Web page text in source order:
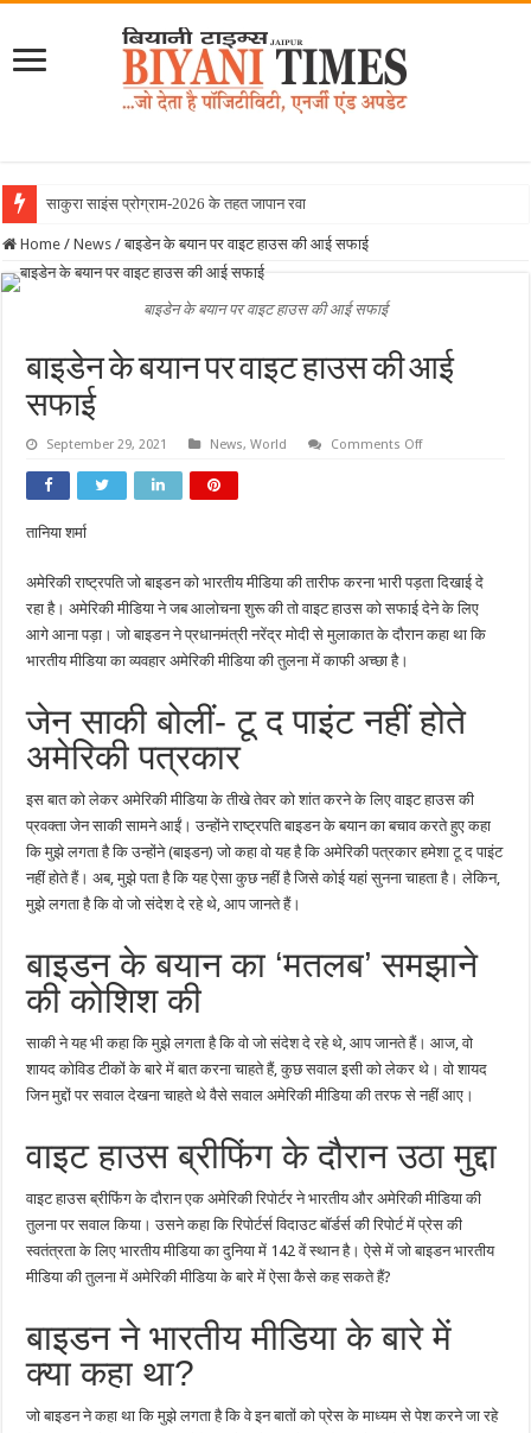
साकुरा साइंस प्रोग्राम-2026 के तहत जापान रवाना हुई बियानी
Home / News / बाइडेन के बयान पर वाइट हाउस की आई सफाई
बाइडेन के बयान पर वाइट हाउस की आई सफाई
बाइडेन के बयान पर वाइट हाउस की आई
सफाई
September 29, 2021 News,World Comments Offon
सफाई
तानिया शर्मा
अमेरिकी राष्ट्रपति जो बाइडन को भारतीय मीडिया की तारीफ करना भारी पड़ता दिखाई दे
रहा है। अमेरिकी मीडिया ने जब आलोचना शुरू की तो वाइट हाउस को सफाई देने के लिए
आगे आना पड़ा। जो बाइडन ने प्रधानमंत्री नरेंद्र मोदी से मुलाकात के दौरान कहा था कि
भारतीय मीडिया का व्यवहार अमेरिकी मीडिया की तुलना में काफी अच्छा है।
जेन साकी बोलीं- टू द पाइंट नहीं होते
अमेरिकी पत्रकार
इस बात को लेकर अमेरिकी मीडिया के तीखे तेवर को शांत करने के लिए वाइट हाउस की
प्रवक्ता जेन साकी सामने आईं। उन्होंने राष्ट्रपति बाइडन के बयान का बचाव करते हुए कहा
कि मुझे लगता है कि उन्होंने (बाइडन) जो कहा वो यह है कि अमेरिकी पत्रकार हमेशा टू द पाइंट
नहीं होते हैं। अब, मुझे पता है कि यह ऐसा कुछ नहीं है जिसे कोई यहां सुनना चाहता है। लेकिन,
मुझे लगता है कि वो जो संदेश दे रहे थे, आप जानते हैं।
बाइडन के बयान का ‘मतलब’ समझाने
की कोशिश की
साकी ने यह भी कहा कि मुझे लगता है कि वो जो संदेश दे रहे थे, आप जानते हैं। आज, वो
शायद कोविड टीकों के बारे में बात करना चाहते हैं, कुछ सवाल इसी को लेकर थे। वो शायद
जिन मुद्दों पर सवाल देखना चाहते थे वैसे सवाल अमेरिकी मीडिया की तरफ से नहीं आए।
वाइट हाउस ब्रीफिंग के दौरान उठा मुद्दा
वाइट हाउस ब्रीफिंग के दौरान एक अमेरिकी रिपोर्टर ने भारतीय और अमेरिकी मीडिया की
तुलना पर सवाल किया। उसने कहा कि रिपोर्टर्स विदाउट बॉर्डर्स की रिपोर्ट में प्रेस की
स्वतंत्रता के लिए भारतीय मीडिया का दुनिया में 142 वें स्थान है। ऐसे में जो बाइडन भारतीय
मीडिया की तुलना में अमेरिकी मीडिया के बारे में ऐसा कैसे कह सकते हैं?
बाइडन ने भारतीय मीडिया के बारे में
क्या कहा था?
जो बाइडन ने कहा था कि मुझे लगता है कि वे इन बातों को प्रेस के माध्यम से पेश करने जा रहे